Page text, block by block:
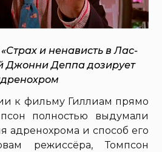
и ненависть в Лас-
Джонни Деппа дозирует
к фильму Гиллиам прямо
полностью выдумали
адренохрома и способ его
режиссёра, Томпсон